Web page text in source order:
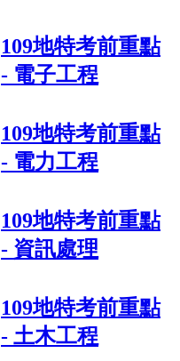
109地特考前重點
- 電子工程
109地特考前重點
- 電力工程
109地特考前重點
- 資訊處理
109地特考前重點
- 土木工程